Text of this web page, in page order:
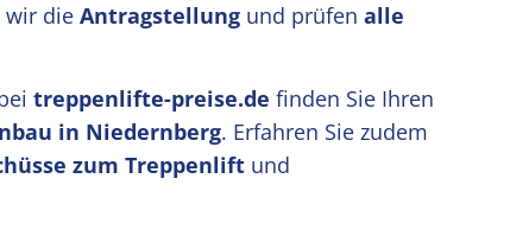
wir die Antragstellung und prüfen alle
treppenlifte-preise.de finden Sie Ihren
in Niedernberg. Erfahren Sie zudem
zum Treppenlift und